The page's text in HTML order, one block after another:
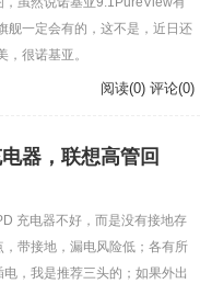
舰一定会有的，这不是，近日还
很诺基亚。
阅读(0) 评论(0)
器，联想高管回
充电器不好，而是没有接地存
带接地，漏电风险低；各有所
，我是推荐三头的；如果外出